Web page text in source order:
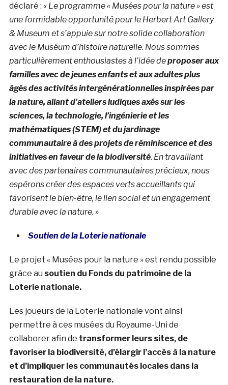
déclaré : «Le programme « Musées pour la nature » ​​est
une formidable opportunité pour le Herbert Art Gallery
& Museum et s’appuie sur notre solide collaboration
avec le Muséum d’histoire naturelle. Nous sommes
particulièrement enthousiastes à l’idée deproposer aux
familles avec de jeunes enfants et aux adultes plus
âgés des activités intergénérationnelles inspirées par
la nature, allant d’ateliers ludiques axés sur les
sciences, la technologie, l’ingénierie et les
mathématiques (STEM) et du jardinage
communautaire à des projets de réminiscence et des
initiatives en faveur de la biodiversité. En travaillant
avec des partenaires communautaires précieux, nous
espérons créer des espaces verts accueillants qui
favorisent le bien-être, le lien social et un engagement
durable avec la nature. »
Soutien de la Loterie nationale
Le projet « Musées pour la nature » ​​est rendu possible
grâce au soutien du Fonds du patrimoine de la
Loterie nationale.
Les joueurs de la Loterie nationale vont ainsi
permettre à ces musées du Royaume-Uni de
collaborer afin de transformer leurs sites, de
favoriser la biodiversité, d’élargir l’accès à la nature
et d’impliquer les communautés locales dans la
restauration de la nature.